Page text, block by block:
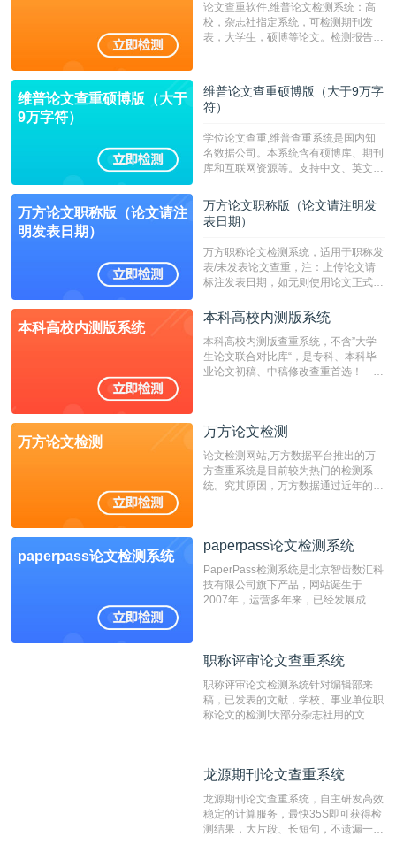
论文查重软件,维普论文检测系统：高
校，杂志社指定系统，可检测期刊发
表，大学生，硕博等论文。检测报告支
维普论文查重硕博版（大于
9万字符）
维普论文查重硕博版（大于9万字
符）
学位论文查重,维普查重系统是国内知
名数据公司。本系统含有硕博库、期刊
库和互联网资源等。支持中文、英文、
定院校！！！
万方论文职称版（论文请注
明发表日期）
万方论文职称版（论文请注明发
表日期）
万方职称论文检测系统，适用于职称发
表/未发表论文查重，注：上传论文请
标注发表日期，如无则使用论文正式发
成时间作为发表日期。
本科高校内测版系统
本科高校内测版系统
本科高校内测版查重系统，不含”大学
生论文联合对比库“，是专科、本科毕
业论文初稿、中稿修改查重首选！——
万方论文检测
万方论文检测
论文检测网站,万方数据平台推出的万
方查重系统是目前较为热门的检测系
统。究其原因，万方数据通过近年的发
非。其次，相对于知网而言，万方检测
重的推荐系统。
paperpass论文检测系统
paperpass论文检测系统
PaperPass检测系统是北京智齿数汇科
技有限公司旗下产品，网站诞生于
2007年，运营多年来，已经发展成为
检测速度快、精度高，市场反映良好。
职称评审论文查重系统
职称评审论文检测系统针对编辑部来
稿，已发表的文献，学校、事业单位职
称论文的检测!大部分杂志社用的文献
编辑部检测来稿和已发表的文献,检测
测时注意填写第一作者,才能排除已发
表文献复制比。（限制字符数1万）
龙源期刊论文查重系统
龙源期刊论文查重系统，自主研发高效
稳定的计算服务，最快35S即可获得检
测结果，大片段、长短句，不遗漏一处